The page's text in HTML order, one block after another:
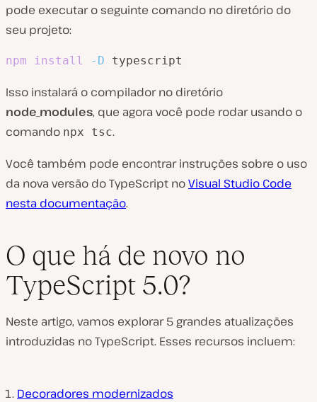
pode executar o seguinte comando no diretório do
seu projeto:
npm install -D typescript
Isso instalará o compilador no diretório
node_modules, que agora você pode rodar usando o
comando npx tsc.
Você também pode encontrar instruções sobre o uso
da nova versão do TypeScript noVisual Studio Code
nesta documentação.
O que há de novo no
TypeScript 5.0?
Neste artigo, vamos explorar 5 grandes atualizações
introduzidas no TypeScript. Esses recursos incluem:
Decoradores modernizados